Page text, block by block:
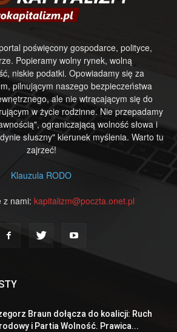
poświęcony gospodarce, polityce,
Popieramy wolny rynek, wolną
niskie podatki. Opowiadamy się za
pilnującym naszego bezpieczeństwa
ale nie wtrącającym się do
w życie rodzinne. Nie przepadamy
ograniczającą wolność słowa i
słuszny" kierunek myślenia. Warto tu
zajrzeć!
Klauzula RODO
z nami: kapitalizm@poczta.onet.pl
Braun dołącza do koalicji: Ruch
i Partia Wolność. Prawica...